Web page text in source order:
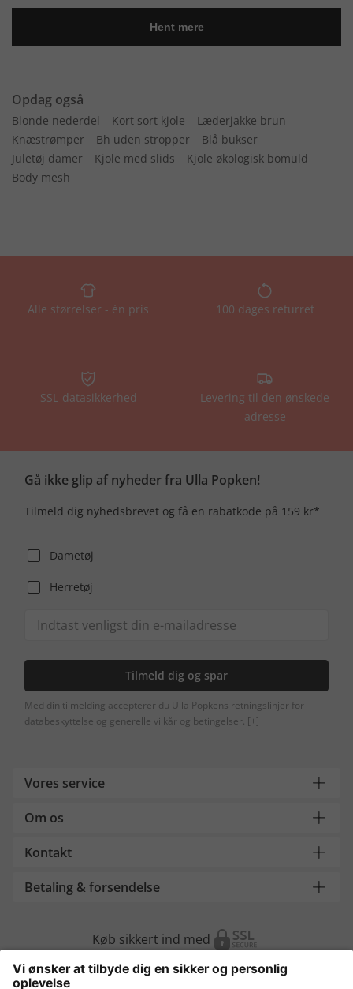
Opdag også
Blonde nederdel Kort sort kjole
Læderjakke brun
Knæstrømper
Bh uden stropper
Blå bukser
Juletøj damer
Kjole med slids
Kjole økologisk bomuld
Body mesh
Alle størrelser - én pris 100 dages returret
SSL-datasikkerhed
Levering til den ønskede
adresse
Gå ikke glip af nyheder fra Ulla Popken!
Tilmeld dig nyhedsbrevet og få en rabatkode på 159 kr*
Dametøj
Herretøj
Tilmeld dig og spar
Med din tilmelding accepterer du Ulla Popkens retningslinjer for
databeskyttelse og generelle vilkår og betingelser. [+]
Vores service
Om os
Kontakt
Betaling & forsendelse
Køb sikkert ind med